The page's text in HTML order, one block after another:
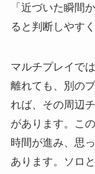
「近づいた瞬間
ると判断しやす
マルチプレイで
離れても、別の
れば、その周辺
があります。こ
時間が進み、思
あります。ソロ